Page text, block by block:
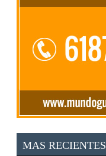
MAS RECIENTES